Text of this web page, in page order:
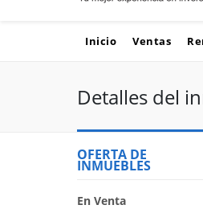
Inicio Ventas
Detalles del
OFERTA DE
INMUEBLES
En Venta